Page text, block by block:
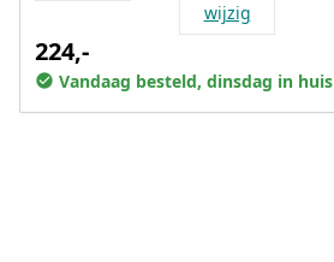
wijzig
224,-
Vandaag besteld, dinsdag in huis